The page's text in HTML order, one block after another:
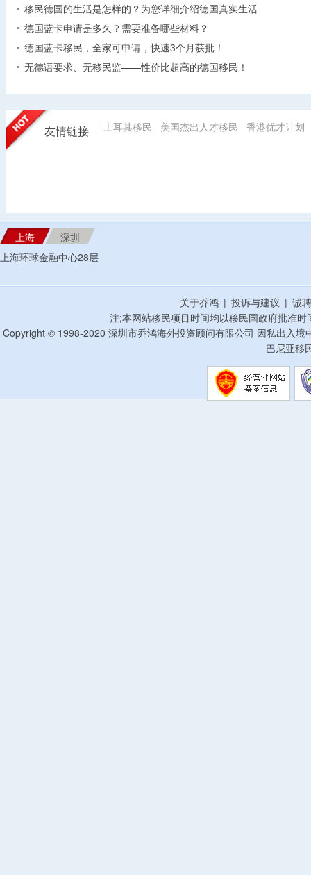
移民德国的生活是怎样的？为您详细介绍德国真实生活
德国蓝卡申请是多久？需要准备哪些材料？
德国蓝卡移民，全家可申请，快速3个月获批！
无德语要求、无移民监——性价比超高的德国移民！
友情链接 土耳其移民 美国杰出人才移民 香港优才计划
上海
深圳
上海环球金融中心28层
关于乔鸿 | 投诉与建议 | 诚
注;本网站移民项目时间均以移民国政府批准
Copyright © 1998-2020 深圳市乔鸿海外投资顾问有限公司 因私出入
巴尼亚移